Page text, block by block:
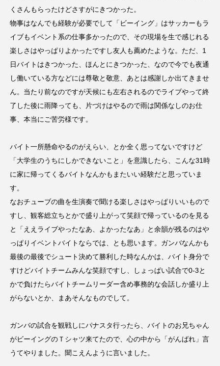
くさんもらったけどさすがにきつかった。
物事はなんでも経験が必要でして「ビーイング」はサッカーもラ
イブもイベント系の仕事多かったので、その現場を生で感じれる
楽しさはやっぱりよかったですし友人も薦めたような。ただ、1
日バイトはきつかった、ほんとにきつかった、なので今でも夜通
し働いている方などには尊敬と敬意、あとは感謝しか出てきませ
ん。当たり前なのですが天候にも左右されるのでライブやって終
了した後に雨降っても、片づけはやるので雨は関係なしのお仕
事、本当にご苦労様です。
バイト一所懸命やるのがえらい、とか全く思ってないですけど
「大学生のうちにしかできないこと」を意識したら、こんな31時
に家に帰ってくるバイトなんかもまたいい経験だと思っていま
す。
なおチューブの曲を生演奏で聞ける楽しさはやっぱりいいもので
すし、観客総立ちとかで盛り上がって笑顔で帰っているのを見る
と「ええライブやったなあ、よかったなあ」と余韻が残るのはや
っぱりイベントバイトならでは、とも思います。ガンバなんかも
最後の最後でシュート決めて勝利した時なんかは、バイト身分で
すけどバイトチームみんな笑顔ですし、しょっぱい試合で0-3と
かで負けたらバイトチームリーダー含め事務的な会話しか盛り上
がらないとか、まあそんなものでして。
ガンバの試合を観戦しにパナスタ行ったら、バイトのお兄ちゃん
がビーイングのＴシャツ来てたので、心の中から「がんばれ」言
うてやりました。聞こえんように言いました。